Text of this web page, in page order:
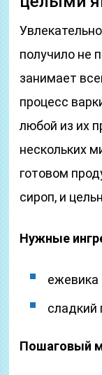
получило не
занимает
процесс
любой из их
нескольких
готовом
сироп, и
Нужные
ежевика
сладкий
Пошаговый